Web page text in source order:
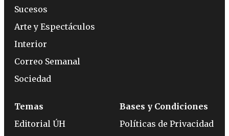
Sucesos
Arte y Espectáculos
Interior
Correo Semanal
Sociedad
Temas
Editorial ÚH
Bases y Condiciones
Políticas de Privacidad